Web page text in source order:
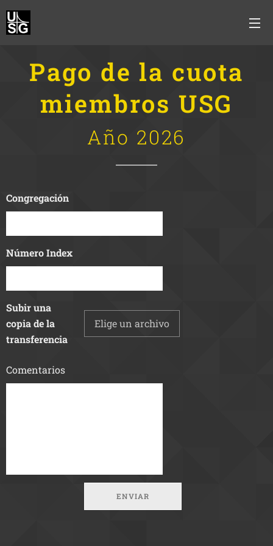
Pago de la cuota
miembros USG
Año 2026
Congregación
Número Index
Subir una
copia de la
transferencia
Elige un archivo
Comentarios
ENVIAR